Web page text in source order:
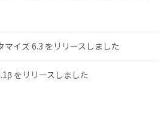
イズ 6.3 をリリースしました
をリリースしました